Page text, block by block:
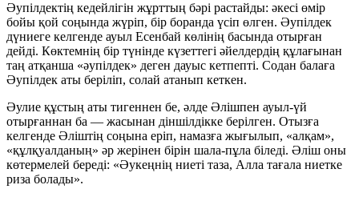
Әупілдектің кедейлігін жұрттың бәрі растайды: әкесі өмір
бойы қой соңында жүріп, бір боранда үсіп өлген. Әупілдек
дүниеге келгенде ауыл Есенбай көлінің басында отырған
дейді. Көктемнің бір түнінде күзеттегі әйелдердің құлағынан
таң атқанша «әупілдек» деген дауыс кетпепті. Содан балаға
Әупілдек аты беріліп, солай атанып кеткен.
Әулие құстың аты тигеннен бе, әлде Әлішпен ауыл-үй
отырғаннан ба — жасынан діншілдікке берілген. Отызға
келгенде Әліштің соңына еріп, намазға жығылып, «алқам»,
«құлқуалданың» әр жерінен бірін шала-пұла біледі. Әліш оны
көтермелей береді: «Әукеңнің ниеті таза, Алла тағала ниетке
риза болады».